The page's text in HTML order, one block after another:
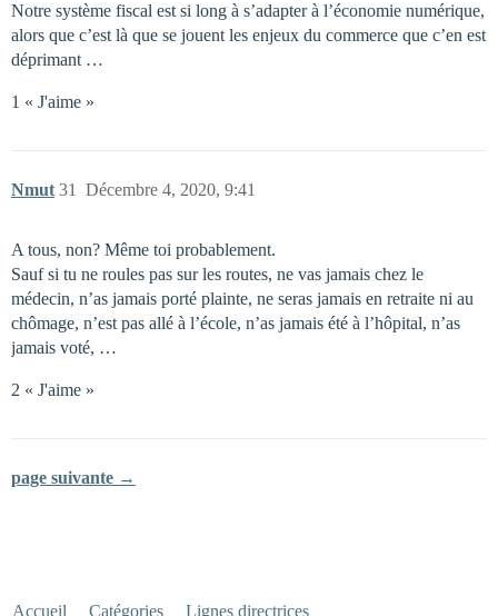
Notre système fiscal est si long à s’adapter à l’économie numérique,
alors que c’est là que se jouent les enjeux du commerce que c’en est
déprimant …
1 « J'aime »
Nmut Décembre 4, 2020, 9:41
31
A tous, non? Même toi probablement.
Sauf si tu ne roules pas sur les routes, ne vas jamais chez le
médecin, n’as jamais porté plainte, ne seras jamais en retraite ni au
chômage, n’est pas allé à l’école, n’as jamais été à l’hôpital, n’as
jamais voté, …
2 « J'aime »
page suivante →
Accueil Catégories Lignes directrices